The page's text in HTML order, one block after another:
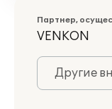
Партнер,
VENKON
Другие